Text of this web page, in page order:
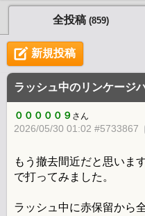
全投稿 (859)
新規投稿
ラッシュ中のリンケージ
０００００９ さん
2026/05/30 01:02 #5733867
もう撤去間近だと思いま
で打ってみました。
ラッシュ中に赤保留から